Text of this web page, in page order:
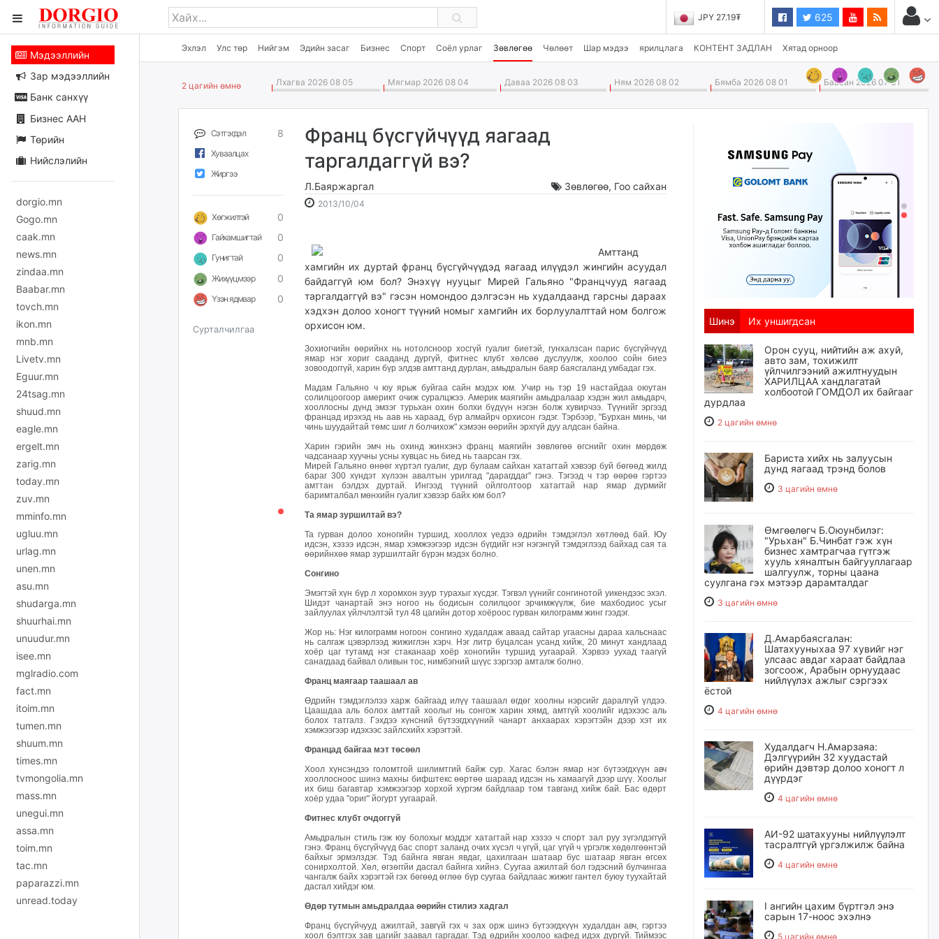
JPY 27.19₮ 625
Эхлэл Улс төр Нийгэм Эдийн засаг Бизнес Спорт Соёл урлаг Зөвлөгөө Чөлөөт Шар мэдээ ярилцлага КОНТЕНТ ЗАДЛАН Хятад орноор
Мэдээллийн
Зар мэдээллийн
Банк санхүү
Бизнес ААН
Төрийн
Нийслэлийн
dorgio.mn
Gogo.mn
caak.mn
news.mn
zindaa.mn
Baabar.mn
tovch.mn
ikon.mn
mnb.mn
Livetv.mn
Eguur.mn
24tsag.mn
shuud.mn
eagle.mn
ergelt.mn
zarig.mn
today.mn
zuv.mn
mminfo.mn
ugluu.mn
urlag.mn
unen.mn
asu.mn
shudarga.mn
shuurhai.mn
unuudur.mn
isee.mn
mglradio.com
fact.mn
itoim.mn
tumen.mn
shuum.mn
times.mn
tvmongolia.mn
mass.mn
unegui.mn
assa.mn
toim.mn
tac.mn
paparazzi.mn
unread.today
2 цагийн өмнө Лхагва 2026 08 05 Мягмар 2026 08 04 Даваа 2026 08 03 Ням 2026 08 02 Бямба 2026 08 01 Баасан 2026 07 31
Сэтгэгдэл 8
Хуваалцах
Жиргээ
Хөгжилтэй 0
Гайхамшигтай 0
Гунигтай 0
Жихүүцмээр 0
Үзэн ядмаар 0
Сурталчилгаа
Франц бүсгүйчүүд яагаад
таргалдаггүй вэ?
Л.Баяржаргал Зөвлөгөө, Гоо сайхан
2013/10/04
Амттанд
хамгийн их дуртай франц бүсгүйчүүдэд яагаад илүүдэл жингийн асуудал
байдаггүй юм бол? Энэхүү нууцыг Мирей Гальяно "Францчууд яагаад
таргалдаггүй вэ" гэсэн номондоо дэлгэсэн нь худалдаанд гарсны дараах
хэдхэн долоо хоногт түүний номыг хамгийн их борлуулалттай ном болгож
орхисон юм.
Зохиогчийн өөрийнх нь нотолсноор хосгүй гуалиг биетэй, гунхалзсан парис бүсгүйчүүд
ямар нэг хориг сааданд дургүй, фитнес клубт хөлсөө дуслуулж, хоолоо сойн биеэ
зовоодоггүй, харин бүр элдэв амттанд дурлан, амьдралын баяр баясгаланд умбадаг гэх.
Мадам Гальяно ч юу ярьж буйгаа сайн мэдэх юм. Учир нь тэр 19 настайдаа оюутан
солилцоогоор америкт очиж суралцжээ. Америк маягийн амьдралаар хэдэн жил амьдарч,
хооллосны дүнд эмзэг турьхан охин болхи бүдүүн нэгэн болж хувирчээ. Түүнийг эргээд
францад ирэхэд нь аав нь хараад, бүр алмайрч орхисон гэдэг. Тэрбээр, "Бурхан минь, чи
чинь шуудайтай төмс шиг л болчихож" хэмээн өөрийн эрхгүй дуу алдсан байна.
Харин гэрийн эмч нь охинд жинхэнэ франц маягийн зөвлөгөө өгснийг охин мөрдөж
чадсанаар хуучны усны хувцас нь биед нь таарсан гэх.
Мирей Гальяно өнөөг хүртэл гуалиг, дур булаам сайхан хатагтай хэвээр буй бөгөөд жилд
бараг 300 хүндэт хүлээн авалтын урилгад "дарагддаг" гэнэ. Тэгээд ч тэр өөрөө гэртээ
амттан бэлдэх дуртай. Ингээд түүний ойлголтоор хатагтай нар ямар дүрмийг
баримталбал мөнхийн гуалиг хэвээр байх юм бол?
Та ямар зуршилтай вэ?
Та гурван долоо хоногийн туршид, хооллох үедээ өдрийн тэмдэглэл хөтлөөд бай. Юу
идсэн, хэзээ идсэн, ямар хэмжээгээр идсэн бүгдийг нэг нэгэнгүй тэмдэглээд байхад сая та
өөрийнхөө ямар зуршилтайг бүрэн мэдэх болно.
Сонгино
Эмэгтэй хүн бүр л хоромхон зуур турахыг хүсдэг. Тэгвэл үүнийг сонгинотой уикендээс эхэл.
Шидэт чанартай энэ ногоо нь бодисын солилцоог эрчимжүүлж, бие махбодиос усыг
зайлуулах үйлчлэлтэй тул 48 цагийн дотор хоёроос гурван килограмм жинг гээдэг.
Жор нь: Нэг килограмм ногоон сонгино худалдаж аваад сайтар угаасны дараа хальснаас
нь салгаж цэвэрлээд жижиглэн хэрч. Нэг литр буцалсан усанд хийж, 20 минут хандлаад
хоёр цаг тутамд нэг стаканаар хоёр хоногийн туршид уугаарай. Хэрвээ уухад таагүй
санагдаад байвал оливын тос, нимбэгний шүүс зэргээр амталж болно.
Франц маягаар таашаал ав
Өдрийн тэмдэглэлээ харж байгаад илүү таашаал өгдөг хоолны нэрсийг даралгүй үлдээ.
Цаашдаа аль болох амттай хоолыг нь сонгож харин хямд, амтгүй хоолийг идэхээс аль
болох татгалз. Гэхдээ хүнсний бүтээгдхүүний чанарт анхаарах хэрэгтэйн дээр хэт их
хэмжээгээр идэхээс зайлсхийх хэрэгтэй.
Францад байгаа мэт төсөөл
Хоол хүнсэндээ голомтгой шилимтгий байж сур. Хагас бэлэн ямар нэг бүтээгдхүүн авч
хооллосноос шинэ махны бифштекс өөртөө шараад идсэн нь хамаагүй дээр шүү. Хоолыг
их биш багавтар хэмжээгээр хорхой хүргэм байдлаар том тавганд хийж бай. Бас өдөрт
хоёр удаа "ориг" йогурт уугаарай.
Фитнес клубт очдоггүй
Амьдралын стиль гэж юу болохыг мэддэг хатагтай нар хэзээ ч спорт зал руу зүгэлдэггүй
гэнэ. Франц бүсгүйчүүд бас спорт заланд очих хүсэл ч үгүй, цаг үгүй ч үргэлж хөдөлгөөнтэй
байхыг эрмэлздэг. Тэд байнга явган явдаг, цахилгаан шатаар бус шатаар явган өгсөх
сонирхолтой. Хөл, өгзөггйи дасгал байнга хийнэ. Суугаа ажилтай бол гэдэсний булчингаа
чангалж байх хэрэгтэй гэх бөгөөд өглөө бүр суугаа байдлаас жижиг гантел буюу туухайтай
дасгал хийдэг юм.
Өдөр тутмын амьдралдаа өөрийн стилиэ хадгал
Франц бүсгүйчууд ажилтай, завгүй гэх ч зах орж шинэ бүтээгдхүүн худалдан авч, гэртээ
хоол бэлтгэх зав цагийг заавал гаргадаг. Тэд өдрийн хоолоо кафед идэх дургүй. Тиймээс
Шинэ Их уншигдсан
Орон сууц, нийтийн аж ахуй,
авто зам, тохижилт
үйлчилгээний ажилтнуудын
ХАРИЛЦАА хандлагатай
холбоотой ГОМДОЛ их байгааг
дурдлаа
2 цагийн өмнө
Бариста хийх нь залуусын
дунд яагаад трэнд болов
3 цагийн өмнө
Өмгөөлөгч Б.Оюунбилэг:
"Урьхан" Б.Чинбат гэж хүн
бизнес хамтрагчаа гүтгэж
хууль хяналтын байгууллагаар
шалгуулж, торны цаана
суулгана гэх мэтээр дарамталдаг
3 цагийн өмнө
Д.Амарбаясгалан:
Шатахууныхаа 97 хувийг нэг
улсаас авдаг хараат байдлаа
зогсоож, Арабын орнуудаас
нийлүүлэх ажлыг сэргээх
ёстой
4 цагийн өмнө
Худалдагч Н.Амарзаяа:
Дэлгүүрийн 32 хуудастай
өрийн дэвтэр долоо хоногт л
дүүрдэг
4 цагийн өмнө
АИ-92 шатахууны нийлүүлэлт
тасралтгүй үргэлжилж байна
4 цагийн өмнө
I ангийн цахим бүртгэл энэ
сарын 17-ноос эхэлнэ
5 цагийн өмнө